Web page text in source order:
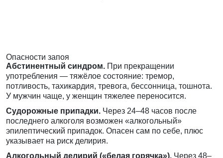
Опасности запоя
Абстинентный синдром. При прекращении
употребления — тяжёлое состояние: тремор,
потливость, тахикардия, тревога, бессонница, тошнота.
У мужчин чаще, у женщин тяжелее переносится.
Судорожные припадки. Через 24–48 часов после
последнего алкоголя возможен «алкогольный»
эпилептический припадок. Опасен сам по себе, плюс
указывает на риск делирия.
Алкогольный делирий («белая горячка»). Через 48–